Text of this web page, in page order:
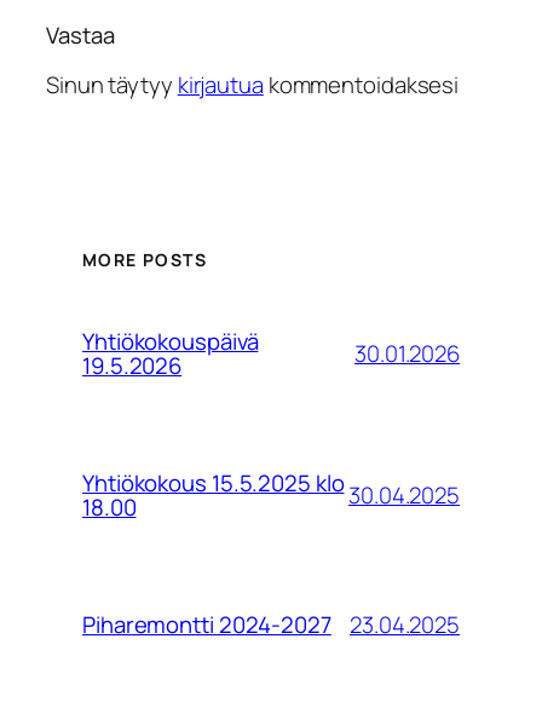
Vastaa
Sinun täytyy kirjautua kommentoidaksesi
MORE POSTS
Yhtiökokouspäivä
19.5.2026 30.01.2026
Yhtiökokous 15.5.2025 klo
18.00 30.04.2025
Piharemontti 2024-2027 23.04.2025